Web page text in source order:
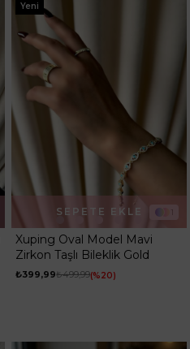
Xuping Oval Model Mavi
Zirkon Taşlı Bileklik Gold
₺399,99₺499,99 %20
SEPETE EKLE
Yeni